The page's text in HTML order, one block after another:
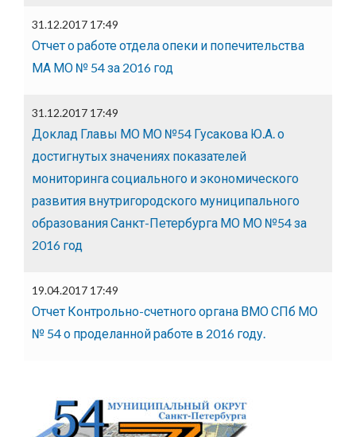
31.12.2017 17:49
Отчет о работе отдела опеки и попечительства
МА МО № 54 за 2016 год
31.12.2017 17:49
Доклад Главы МО МО №54 Гусакова Ю.А. о
достигнутых значениях показателей
мониторинга социального и экономического
развития внутригородского муниципального
образования Санкт-Петербурга МО МО №54 за
2016 год
19.04.2017 17:49
Отчет Контрольно-счетного органа ВМО СПб МО
№ 54 о проделанной работе в 2016 году.